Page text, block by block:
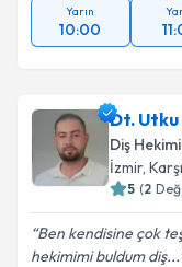
Yarın
10:00
Dt. Utku
Diş Hekimi
İzmir,
5 (2
Ben kendisine çok
hekimimi buldum diş...